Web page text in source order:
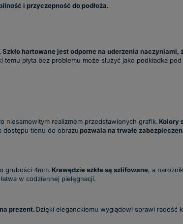
i przyczepność do podłoża.
Szkło hartowane jest odporne na uderzenia
temu płyta bez problemu może służyć jako podkładka
niesamowitym realizmem przedstawionych grafik. Kolory
dostępu tlenu do obrazupozwala na trwałe
grubości 4mm. Krawędzie szkła są szlifowane, a
w codziennej pielęgnacji.
prezent. Dzięki eleganckiemu wyglądowi sprawi radość